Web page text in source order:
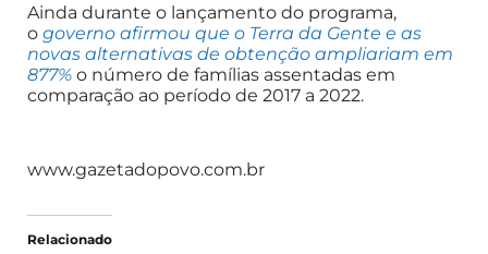
Ainda durante o lançamento do programa,
o governo afirmou que o Terra da Gente e as
novas alternativas de obtenção ampliariam em
877% o número de famílias assentadas em
comparação ao período de 2017 a 2022.
www.gazetadopovo.com.br
Relacionado